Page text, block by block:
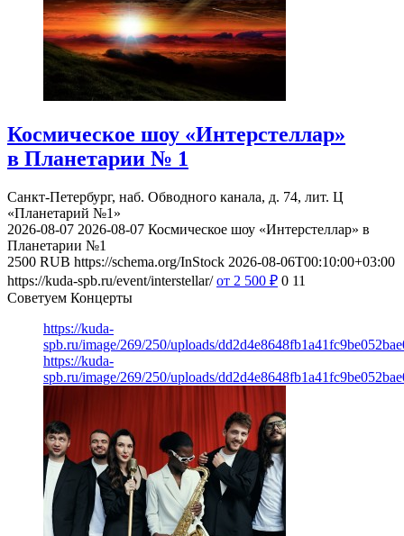
Космическое шоу «Интерстеллар»
в Планетарии № 1
Санкт-Петербург, наб. Обводного канала, д. 74, лит. Ц
«Планетарий №1»
2026-08-07 2026-08-07 Космическое шоу «Интерстеллар» в
Планетарии №1
2500 RUB https://schema.org/InStock 2026-08-06T00:10:00+03:00
https://kuda-spb.ru/event/interstellar/ от 2 500 ₽ 0 11
Советуем Концерты
https://kuda-
spb.ru/image/269/250/uploads/
https://kuda-
spb.ru/image/269/250/uploads/